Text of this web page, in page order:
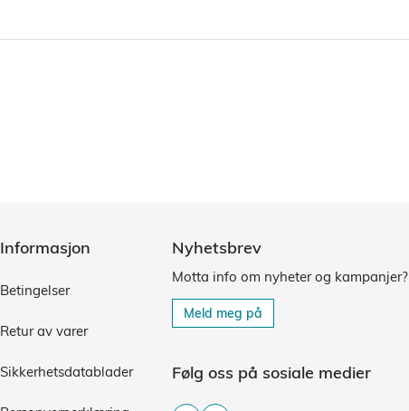
Informasjon
Betingelser
Retur av varer
Sikkerhetsdatablader
Nyhetsbrev
Motta info om nyheter og kampanjer?
Meld meg på
Følg oss på sosiale medier